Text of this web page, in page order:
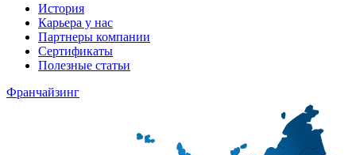
История
Карьера у нас
Партнеры компании
Сертификаты
Полезные статьи
Франчайзинг